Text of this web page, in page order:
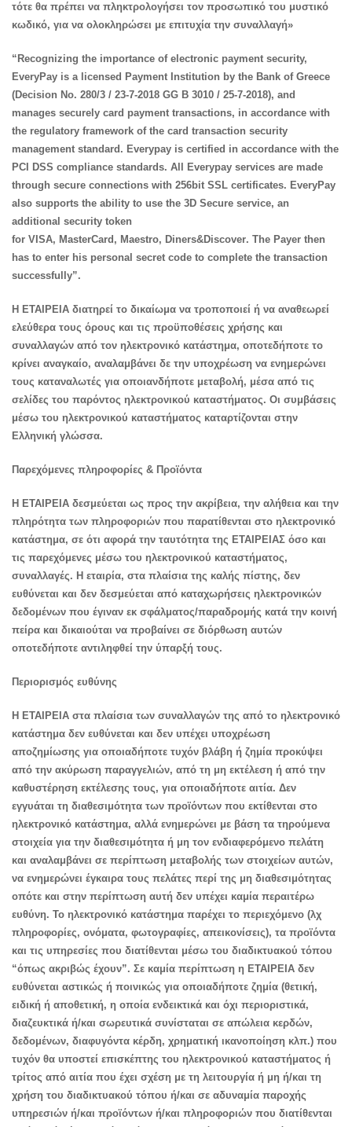
τότε θα πρέπει να πληκτρολογήσει τον προσωπικό του μυστικό
κωδικό, για να ολοκληρώσει με επιτυχία την συναλλαγή»
“Recognizing the importance of electronic payment security,
EveryPay is a licensed Payment Institution by the Bank of Greece
(Decision No. 280/3 / 23-7-2018 GG B 3010 / 25-7-2018), and
manages securely card payment transactions, in accordance with
the regulatory framework of the card transaction security
management standard. Everypay is certified in accordance with the
PCI DSS compliance standards. All Everypay services are made
through secure connections with 256bit SSL certificates. EveryPay
also supports the ability to use the 3D Secure service, an
additional security token
for VISA, MasterCard, Maestro, Diners&Discover. The Payer then
has to enter his personal secret code to complete the transaction
successfully”.
Η ΕΤΑΙΡΕΙΑ διατηρεί το δικαίωμα να τροποποιεί ή να αναθεωρεί
ελεύθερα τoυς όρους και τις προϋποθέσεις χρήσης και
συναλλαγών από τον ηλεκτρονικό κατάστημα, οποτεδήποτε το
κρίνει αναγκαίο, αναλαμβάνει δε την υποχρέωση να ενημερώνει
τους καταναλωτές για οποιανδήποτε μεταβολή, μέσα από τις
σελίδες του παρόντος ηλεκτρονικού καταστήματος. Οι συμβάσεις
μέσω του ηλεκτρονικού καταστήματος καταρτίζονται στην
Ελληνική γλώσσα.
Παρεχόμενες πληροφορίες & Προϊόντα
H ΕΤΑΙΡΕΙΑ δεσμεύεται ως προς την ακρίβεια, την αλήθεια και την
πληρότητα των πληροφοριών που παρατίθενται στο ηλεκτρονικό
κατάστημα, σε ότι αφορά την ταυτότητα της ΕΤΑΙΡΕΙΑΣ όσο και
τις παρεχόμενες μέσω του ηλεκτρονικού καταστήματος,
συναλλαγές. Η εταιρία, στα πλαίσια της καλής πίστης, δεν
ευθύνεται και δεν δεσμεύεται από καταχωρήσεις ηλεκτρονικών
δεδομένων που έγιναν εκ σφάλματος/παραδρομής κατά την κοινή
πείρα και δικαιούται να προβαίνει σε διόρθωση αυτών
οποτεδήποτε αντιληφθεί την ύπαρξή τους.
Περιορισμός ευθύνης
Η ΕΤΑΙΡΕΙΑ στα πλαίσια των συναλλαγών της από το ηλεκτρονικό
κατάστημα δεν ευθύνεται και δεν υπέχει υποχρέωση
αποζημίωσης για οποιαδήποτε τυχόν βλάβη ή ζημία προκύψει
από την ακύρωση παραγγελιών, από τη μη εκτέλεση ή από την
καθυστέρηση εκτέλεσης τους, για οποιαδήποτε αιτία. Δεν
εγγυάται τη διαθεσιμότητα των προϊόντων που εκτίθενται στο
ηλεκτρονικό κατάστημα, αλλά ενημερώνει με βάση τα τηρούμενα
στοιχεία για την διαθεσιμότητα ή μη τον ενδιαφερόμενο πελάτη
και αναλαμβάνει σε περίπτωση μεταβολής των στοιχείων αυτών,
να ενημερώνει έγκαιρα τους πελάτες περί της μη διαθεσιμότητας
οπότε και στην περίπτωση αυτή δεν υπέχει καμία περαιτέρω
ευθύνη. Το ηλεκτρονικό κατάστημα παρέχει το περιεχόμενο (λχ
πληροφορίες, ονόματα, φωτογραφίες, απεικονίσεις), τα προϊόντα
και τις υπηρεσίες που διατίθενται μέσω του διαδικτυακού τόπου
“όπως ακριβώς έχουν”. Σε καμία περίπτωση η ΕΤΑΙΡΕΙΑ δεν
ευθύνεται αστικώς ή ποινικώς για οποιαδήποτε ζημία (θετική,
ειδική ή αποθετική, η οποία ενδεικτικά και όχι περιοριστικά,
διαζευκτικά ή/και σωρευτικά συνίσταται σε απώλεια κερδών,
δεδομένων, διαφυγόντα κέρδη, χρηματική ικανοποίηση κλπ.) που
τυχόν θα υποστεί επισκέπτης του ηλεκτρονικού καταστήματος ή
τρίτος από αιτία που έχει σχέση με τη λειτουργία ή μη ή/και τη
χρήση του διαδικτυακού τόπου ή/και σε αδυναμία παροχής
υπηρεσιών ή/και προϊόντων ή/και πληροφοριών που διατίθενται